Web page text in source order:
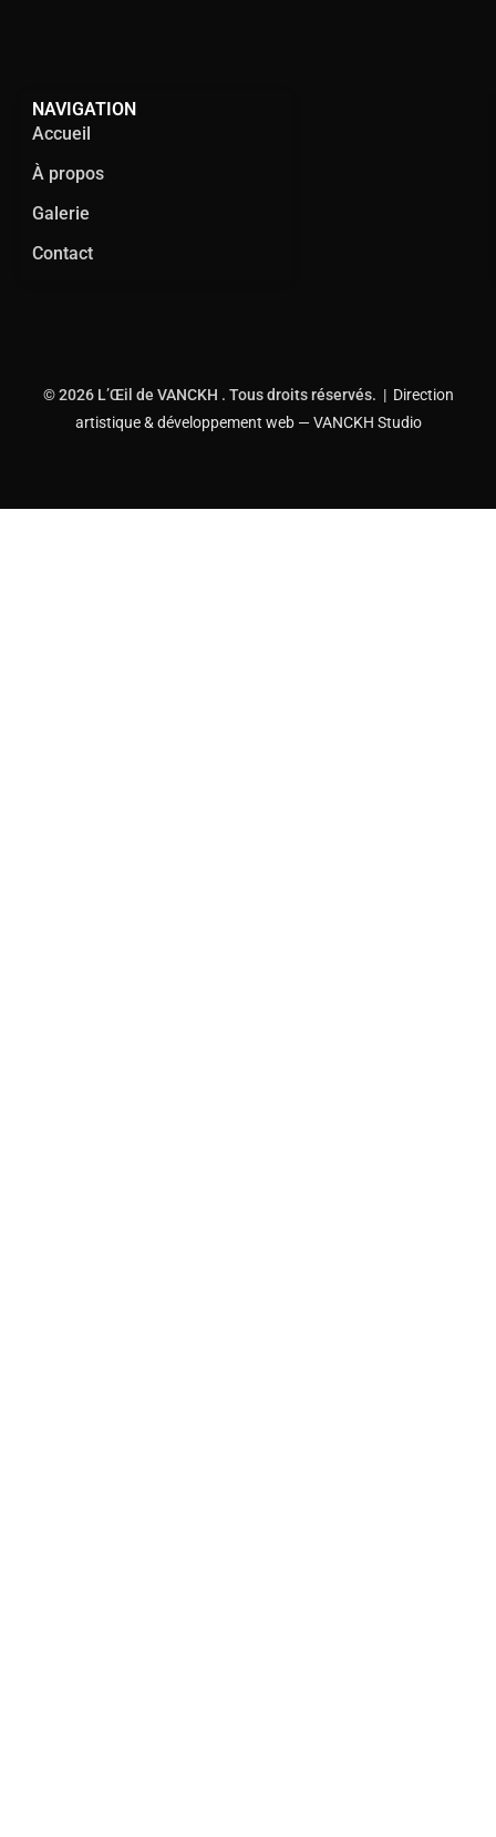
NAVIGATION
Accueil
À propos
Galerie
Contact
© 2026 L’Œil de VANCKH . Tous droits réservés. | Direction
artistique & développement web — VANCKH Studio